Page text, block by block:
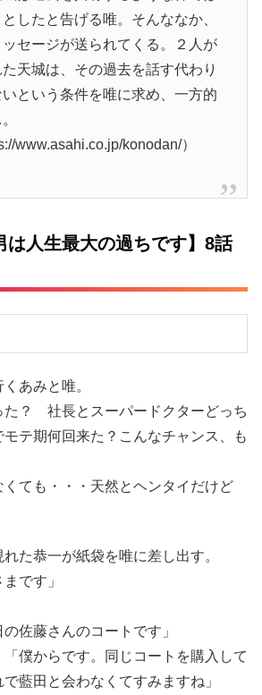
したと告げる唯。そんななか、
セージが送られてくる。２人が
天城は、その過去を話す代わり
という条件を唯に求め、一方的
www.asahi.co.jp/konodan/）
は人生最大の過ちです】8話
あみと唯。
た？ 社長とスーパードクターどっち
テ期何回来た？こんなチャンス、も
くても・・・天然とヘンタイだけど
た恭一が紙袋を唯に差し出す。
です」
の佐藤さんのコートです」
「僕からです。同じコートを購入して
藍田と会わなくてすみますね」